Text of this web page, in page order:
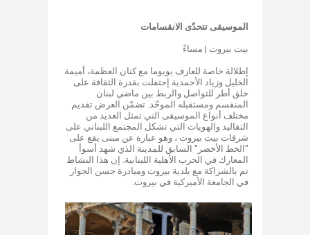
الموسيقى تتحدّى الانقسامات
بيت بيروت | مساءً
إطلالة خاصة للعازف يويوما مع كنان العظمة، أميمة
الخليل وزياد الأحمدية إحتفلت بقدرة الثقافة على
خلق أطر للتواصل والربط بين ماضي لبنان
المنقسم ومستقبله الموحّد. تضمّن العرض تقديم
مختلف أنواع الموسيقى التي تمثل العديد من
التقاليد والهويات التي تشكل المجتمع اللبناني على
شرفات بيت بيروت ، وهو عبارة عن مبنى يقع على
"الخط الأخضر" السابق للمدينة الذي شهد أسوأ
المعارك في الحرب الأهلية اللبنانية. إن هذا النشاط
تم بالشراكة مع بلدية بيروت ومبادرة حسن الجوار
في الجامعة الأميركية في بيروت.